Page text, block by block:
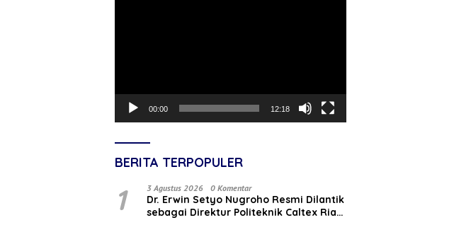
00:00 12:18
BERITA TERPOPULER
1 3 Agustus 2026 0 Komentar
‎Dr. Erwin Setyo Nugroho Resmi Dilantik
sebagai Direktur Politeknik Caltex Riau